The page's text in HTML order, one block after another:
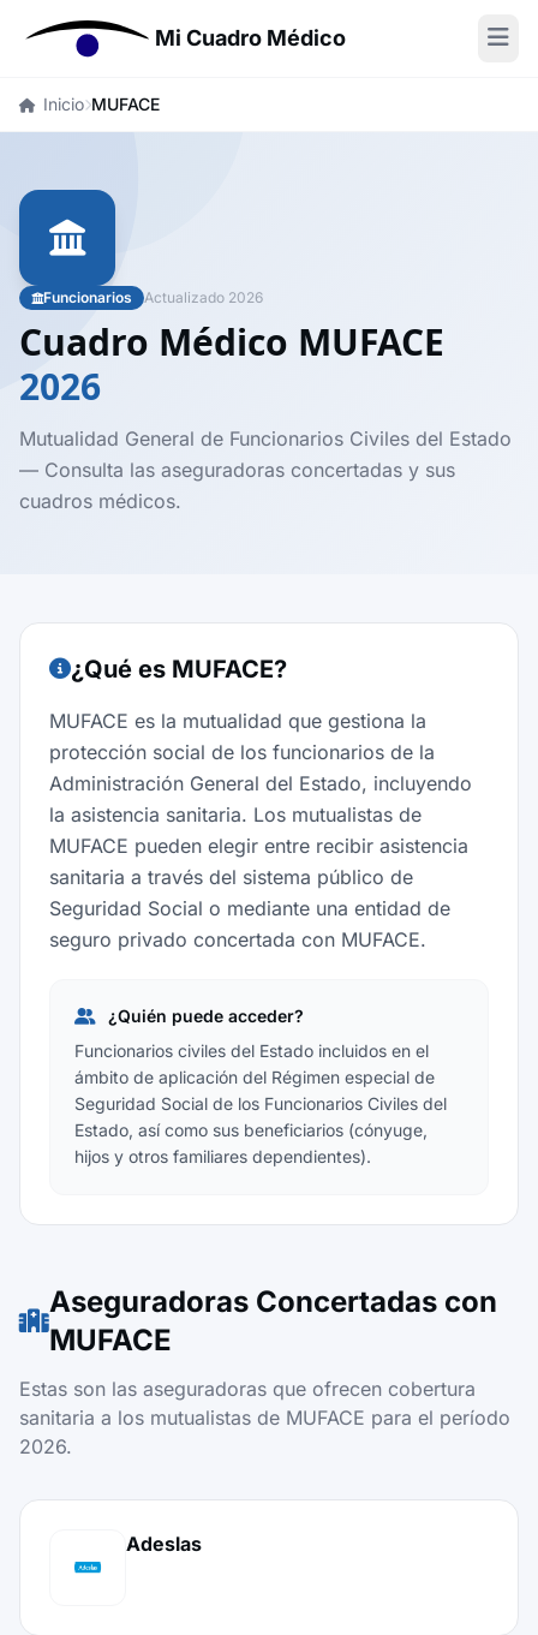
Mi Cuadro Médico
Inicio MUFACE
Funcionarios Actualizado 2026
Cuadro Médico MUFACE
2026
Mutualidad General de Funcionarios Civiles del Estado
— Consulta las aseguradoras concertadas y sus
cuadros médicos.
¿Qué es MUFACE?
MUFACE es la mutualidad que gestiona la
protección social de los funcionarios de la
Administración General del Estado, incluyendo
la asistencia sanitaria. Los mutualistas de
MUFACE pueden elegir entre recibir asistencia
sanitaria a través del sistema público de
Seguridad Social o mediante una entidad de
seguro privado concertada con MUFACE.
¿Quién puede acceder?
Funcionarios civiles del Estado incluidos en el
ámbito de aplicación del Régimen especial de
Seguridad Social de los Funcionarios Civiles del
Estado, así como sus beneficiarios (cónyuge,
hijos y otros familiares dependientes).
Aseguradoras Concertadas con
MUFACE
Estas son las aseguradoras que ofrecen cobertura
sanitaria a los mutualistas de MUFACE para el período
2026.
Adeslas